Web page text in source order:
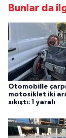
Bunlar da
Otomobille
motosiklet iki
sıkıştı: 1 yaralı